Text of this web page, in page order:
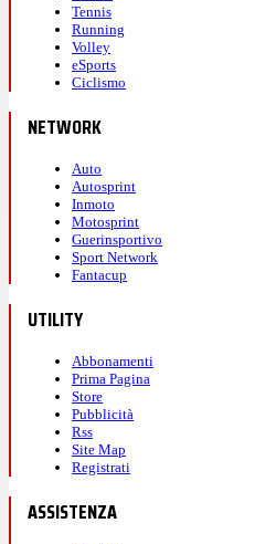
Tennis
Running
Volley
eSports
Ciclismo
NETWORK
Auto
Autosprint
Inmoto
Motosprint
Guerinsportivo
Sport Network
Fantacup
UTILITY
Abbonamenti
Prima Pagina
Store
Pubblicità
Rss
Site Map
Registrati
ASSISTENZA